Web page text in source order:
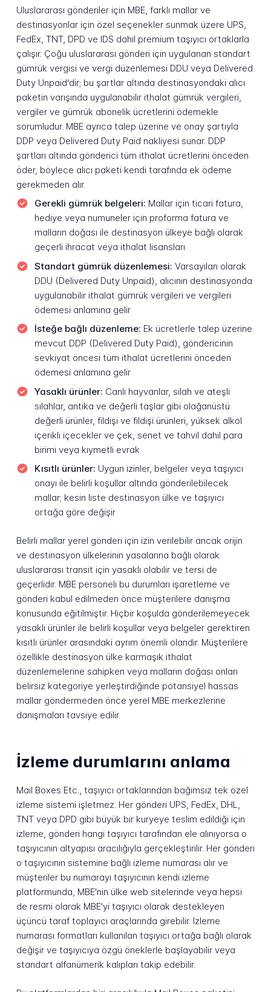
Uluslararası gönderiler için MBE, farklı mallar ve
destinasyonlar için özel seçenekler sunmak üzere UPS,
FedEx, TNT, DPD ve IDS dahil premium taşıyıcı ortaklarla
çalışır. Çoğu uluslararası gönderi için uygulanan standart
gümrük vergisi ve vergi düzenlemesi DDU veya Delivered
Duty Unpaid'dir; bu şartlar altında destinasyondaki alıcı
paketin varışında uygulanabilir ithalat gümrük vergileri,
vergiler ve gümrük abonelik ücretlerini ödemekle
sorumludur. MBE ayrıca talep üzerine ve onay şartıyla
DDP veya Delivered Duty Paid nakliyesi sunar. DDP
şartları altında gönderici tüm ithalat ücretlerini önceden
öder, böylece alıcı paketi kendi tarafında ek ödeme
gerekmeden alır.
Gerekli gümrük belgeleri: Mallar için ticari fatura,
hediye veya numuneler için proforma fatura ve
malların doğası ile destinasyon ülkeye bağlı olarak
geçerli ihracat veya ithalat lisansları
Standart gümrük düzenlemesi: Varsayılan olarak
DDU (Delivered Duty Unpaid), alıcının destinasyonda
uygulanabilir ithalat gümrük vergileri ve vergileri
ödemesi anlamına gelir
İsteğe bağlı düzenleme: Ek ücretlerle talep üzerine
mevcut DDP (Delivered Duty Paid), göndericinin
sevkiyat öncesi tüm ithalat ücretlerini önceden
ödemesi anlamına gelir
Yasaklı ürünler: Canlı hayvanlar, silah ve ateşli
silahlar, antika ve değerli taşlar gibi olağanüstü
değerli ürünler, fildişi ve fildişi ürünleri, yüksek alkol
içerikli içecekler ve çek, senet ve tahvil dahil para
birimi veya kıymetli evrak
Kısıtlı ürünler: Uygun izinler, belgeler veya taşıyıcı
onayı ile belirli koşullar altında gönderilebilecek
mallar; kesin liste destinasyon ülke ve taşıyıcı
ortağa göre değişir
Belirli mallar yerel gönderi için izin verilebilir ancak orijin
ve destinasyon ülkelerinin yasalarına bağlı olarak
uluslararası transit için yasaklı olabilir ve tersi de
geçerlidir. MBE personeli bu durumları işaretleme ve
gönderi kabul edilmeden önce müşterilere danışma
konusunda eğitilmiştir. Hiçbir koşulda gönderilemeyecek
yasaklı ürünler ile belirli koşullar veya belgeler gerektiren
kısıtlı ürünler arasındaki ayrım önemli olandır. Müşterilere
özellikle destinasyon ülke karmaşık ithalat
düzenlemelerine sahipken veya malların doğası onları
belirsiz kategoriye yerleştirdiğinde potansiyel hassas
mallar göndermeden önce yerel MBE merkezlerine
danışmaları tavsiye edilir.
İzleme durumlarını anlama
Mail Boxes Etc., taşıyıcı ortaklarından bağımsız tek özel
izleme sistemi işletmez. Her gönderi UPS, FedEx, DHL,
TNT veya DPD gibi büyük bir kuryeye teslim edildiği için
izleme, gönderi hangi taşıyıcı tarafından ele alınıyorsa o
taşıyıcının altyapısı aracılığıyla gerçekleştirilir. Her gönderi
o taşıyıcının sistemine bağlı izleme numarası alır ve
müşteriler bu numarayı taşıyıcının kendi izleme
platformunda, MBE'nin ülke web sitelerinde veya hepsi
de resmi olarak MBE'yi taşıyıcı olarak destekleyen
üçüncü taraf toplayıcı araçlarında girebilir. İzleme
numarası formatları kullanılan taşıyıcı ortağa bağlı olarak
değişir ve taşıyıcıya özgü öneklerle başlayabilir veya
standart alfanümerik kalıpları takip edebilir.